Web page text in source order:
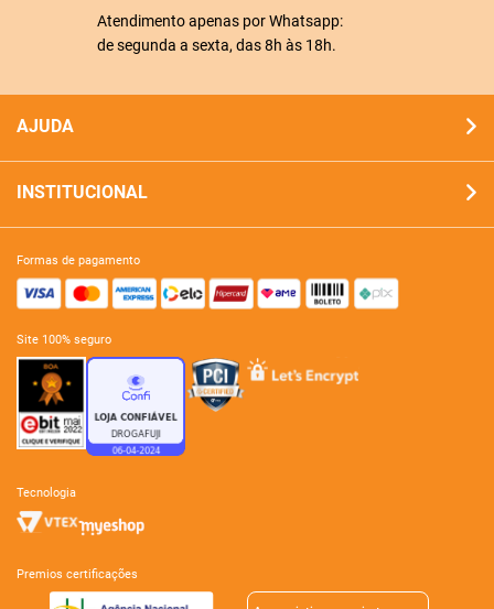
Atendimento apenas por Whatsapp:
de segunda a sexta, das 8h às 18h.
AJUDA
INSTITUCIONAL
formas de pagamento
site 100% seguro
tecnologia
premios certificações